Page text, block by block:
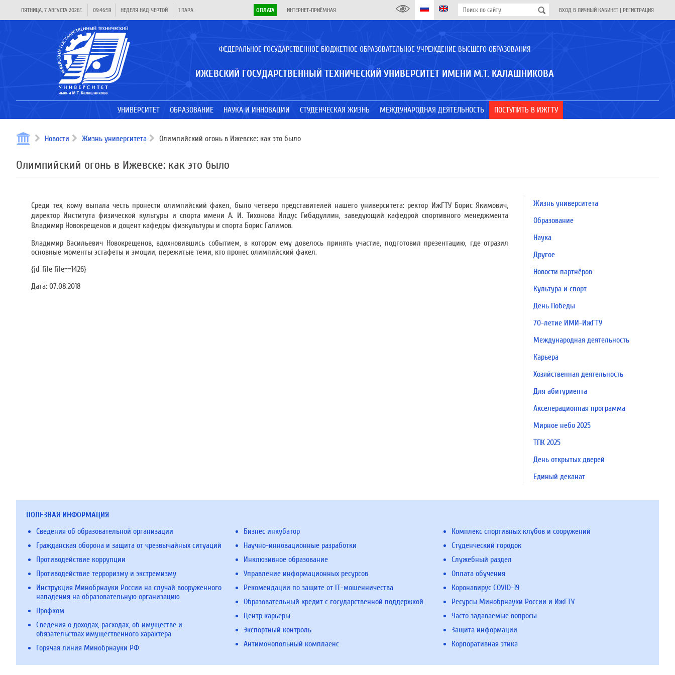
ПЯТНИЦА, 7 АВГУСТА 2026Г. 09:46:59 НЕДЕЛЯ НАД ЧЕРТОЙ 1 ПАРА ОПЛАТА ИНТЕРНЕТ-ПРИЁМНАЯ ВХОД В ЛИЧНЫЙ КАБИНЕТ | РЕГИСТРАЦИЯ
ФЕДЕРАЛЬНОЕ ГОСУДАРСТВЕННОЕ БЮДЖЕТНОЕ ОБРАЗОВАТЕЛЬНОЕ УЧРЕЖДЕНИЕ ВЫСШЕГО ОБРАЗОВАНИЯ
ИЖЕВСКИЙ ГОСУДАРСТВЕННЫЙ ТЕХНИЧЕСКИЙ УНИВЕРСИТЕТ ИМЕНИ М.Т. КАЛАШНИКОВА
УНИВЕРСИТЕТ ОБРАЗОВАНИЕ НАУКА И ИННОВАЦИИ СТУДЕНЧЕСКАЯ ЖИЗНЬ МЕЖДУНАРОДНАЯ ДЕЯТЕЛЬНОСТЬ ПОСТУПИТЬ В ИЖГТУ
Новости Жизнь университета Олимпийский огонь в Ижевске: как это было
Олимпийский огонь в Ижевске: как это было
Среди тех, кому выпала честь пронести олимпийский факел, было четверо представителей нашего университета: ректор ИжГТУ Борис Якимович,
директор Института физической культуры и спорта имени А. И. Тихонова Илдус Гибадуллин, заведующий кафедрой спортивного менеджмента
Владимир Новокрещенов и доцент кафедры физкультуры и спорта Борис Галимов.
Владимир Васильевич Новокрещенов, вдохновившись событием, в котором ему довелось принять участие, подготовил презентацию, где отразил
основные моменты эстафеты и эмоции, пережитые теми, кто пронес олимпийский факел.
{jd_file file==1426}
Дата: 07.08.2018
Жизнь университета
Образование
Наука
Другое
Новости партнёров
Культура и спорт
День Победы
70-летие ИМИ-ИжГТУ
Международная деятельность
Карьера
Хозяйственная деятельность
Для абитуриента
Акселерационная программа
Мирное небо 2025
ТПК 2025
День открытых дверей
Единый деканат
ПОЛЕЗНАЯ ИНФОРМАЦИЯ
Сведения об образовательной организации
Гражданская оборона и защита от чрезвычайных ситуаций
Противодействие коррупции
Противодействие терроризму и экстремизму
Инструкция Минобрнауки России на случай вооруженного
нападения на образовательную организацию
Профком
Сведения о доходах, расходах, об имуществе и
обязательствах имущественного характера
Горячая линия Минобрнауки РФ
Бизнес инкубатор
Научно-инновационные разработки
Инклюзивное образование
Управление информационных ресурсов
Рекомендации по защите от IT-мошенничества
Образовательный кредит с государственной поддержкой
Центр карьеры
Экспортный контроль
Антимонопольный комплаенс
Комплекс спортивных клубов и сооружений
Студенческий городок
Служебный раздел
Оплата обучения
Коронавирус COVID-19
Ресурсы Минобрнауки России и ИжГТУ
Часто задаваемые вопросы
Защита информации
Корпоративная этика